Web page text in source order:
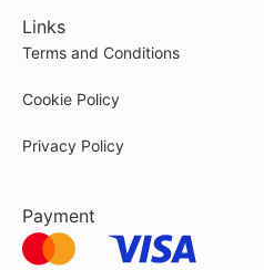
Links
Terms and Conditions
Cookie Policy
Privacy Policy
Payment